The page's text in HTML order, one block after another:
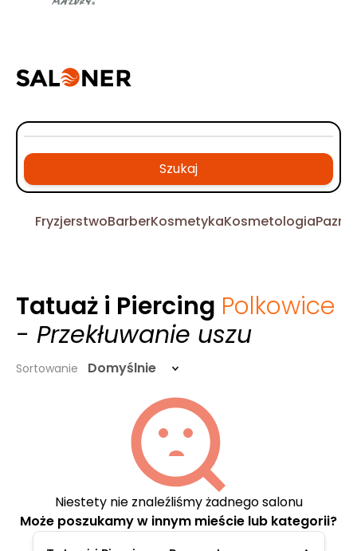
Szukaj
FryzjerstwoBarberKosmetykaKosmetologia
Tatuaż i Piercing Polkowice
- Przekłuwanie uszu
Sortowanie Domyślnie
Niestety nie znaleźliśmy żadnego salonu
Może poszukamy w innym mieście lub kategorii?